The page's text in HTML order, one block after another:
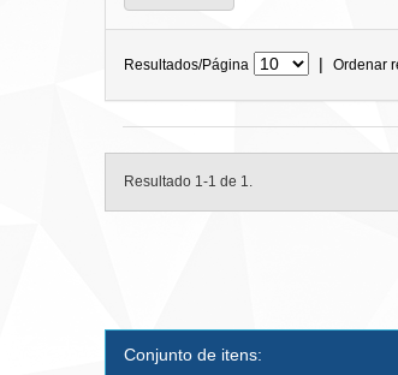
Resultados/Página | Ordenar
Resultado 1-1 de 1.
Conjunto de itens: